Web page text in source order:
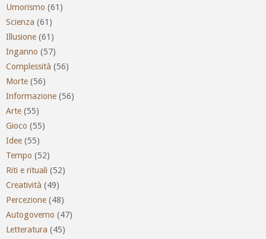
Umorismo (61)
Scienza (61)
Illusione (61)
Inganno (57)
Complessità (56)
Morte (56)
Informazione (56)
Arte (55)
Gioco (55)
Idee (55)
Tempo (52)
Riti e rituali (52)
Creatività (49)
Percezione (48)
Autogoverno (47)
Letteratura (45)